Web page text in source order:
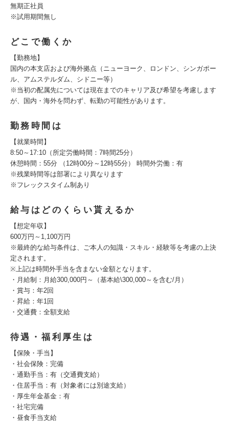
無期正社員
※試用期間無し
どこで働くか
【勤務地】
国内の本支店および海外拠点（ニューヨーク、ロンドン、シンガポー
ル、アムステルダム、シドニー等）
※当初の配属先については現在までのキャリア及び希望を考慮します
が、国内・海外を問わず、転勤の可能性があります。
勤務時間は
【就業時間】
8:50～17:10（所定労働時間：7時間25分）
休憩時間：55分 （12時00分～12時55分） 時間外労働：有
※残業時間等は部署により異なります
※フレックスタイム制あり
給与はどのくらい貰えるか
【想定年収】
600万円～1,100万円
※最終的な給与条件は、ご本人の知識・スキル・経験等を考慮の上決
定されます。
※上記は時間外手当を含まない金額となります。
・月給制：月給300,000円～（基本給\300,000～を含む/月）
・賞与：年2回
・昇給：年1回
・交通費：全額支給
待遇・福利厚生は
【保険・手当】
・社会保険：完備
・通勤手当：有（交通費支給）
・住居手当：有（対象者には別途支給）
・厚生年金基金：有
・社宅完備
・昼食手当支給